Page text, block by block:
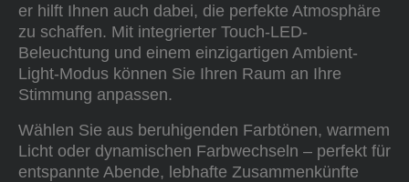
er hilft Ihnen auch dabei, die perfekte Atmosphäre
zu schaffen. Mit integrierter Touch-LED-
Beleuchtung und einem einzigartigen Ambient-
Light-Modus können Sie Ihren Raum an Ihre
Stimmung anpassen.
Wählen Sie aus beruhigenden Farbtönen, warmem
Licht oder dynamischen Farbwechseln – perfekt für
entspannte Abende, lebhafte Zusammenkünfte